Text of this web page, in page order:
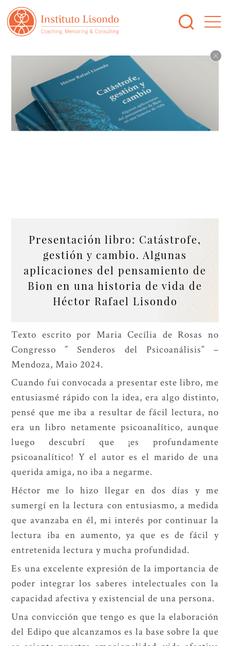
Presentación libro: Catástrofe,
gestión y cambio. Algunas
aplicaciones del pensamiento de
Bion en una historia de vida de
Héctor Rafael Lisondo
Texto escrito por Maria Cecília de Rosas no
Congresso ” Senderos del Psicoanálisis” –
Mendoza, Maio 2024.
Cuando fui convocada a presentar este libro, me
entusiasmé rápido con la idea, era algo distinto,
pensé que me iba a resultar de fácil lectura, no
era un libro netamente psicoanalítico, aunque
luego descubrí que ¡es profundamente
psicoanalítico! Y el autor es el marido de una
querida amiga, no iba a negarme.
Héctor me lo hizo llegar en dos días y me
sumergí en la lectura con entusiasmo, a medida
que avanzaba en él, mi interés por continuar la
lectura iba en aumento, ya que es de fácil y
entretenida lectura y mucha profundidad.
Es una excelente expresión de la importancia de
poder integrar los saberes intelectuales con la
capacidad afectiva y existencial de una persona.
Una convicción que tengo es que la elaboración
del Edipo que alcanzamos es la base sobre la que